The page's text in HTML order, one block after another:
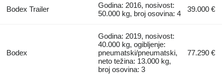
Bodex Trailer
Godina: 2016, nosivost:
50.000 kg, broj osovina: 4
39.000 €
Bodex
Godina: 2019, nosivost:
40.000 kg, ogibljenje:
pneumatski/pneumatski,
neto težina: 13.000 kg,
broj osovina: 3
77.290 €